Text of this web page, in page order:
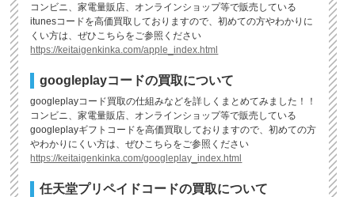
コンビニ、家電量販店、オンラインショップ等で販売している
itunesコードを高価買取しておりますので、初めての方やわかりに
くい方は、ぜひこちらをご参照ください
https://keitaigenkinka.com/apple_index.html
googleplayコードの買取について
googleplayコード買取の仕組みなどを詳しくまとめてみました！！
コンビニ、家電量販店、オンラインショップ等で販売している
googleplayギフトコードを高価買取しておりますので、初めての方
やわかりにくい方は、ぜひこちらをご参照ください
https://keitaigenkinka.com/googleplay_index.html
任天堂プリペイドコードの買取について